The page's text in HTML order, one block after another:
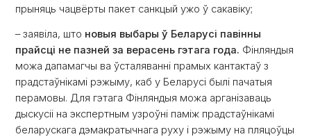
прыняць чацвёрты пакет санкцый ужо ў сакавіку;
– заявіла, што новыя выбары ў Беларусі павінны
прайсці не пазней за верасень гэтага года. Фінляндыя
можа дапамагчы ва ўсталяванні прамых кантактаў з
прадстаўнікамі рэжыму, каб у Беларусі былі пачатыя
перамовы. Для гэтага Фінляндыя можа арганізаваць
дыскусіі на экспертным узроўні паміж прадстаўнікамі
беларускага дэмакратычнага руху і рэжыму на пляцоўцы